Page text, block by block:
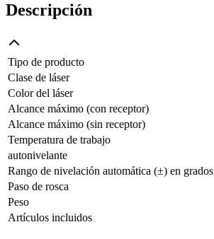
Descripción
Tipo de producto
Clase de láser
Color del láser
Alcance máximo (con receptor)
Alcance máximo (sin receptor)
Temperatura de trabajo
autonivelante
Rango de nivelación automática (±) en grados
Paso de rosca
Peso
Artículos incluidos